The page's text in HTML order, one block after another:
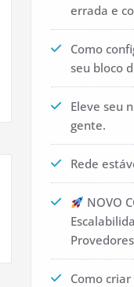
errada e
Como
seu bloco
Eleve seu
gente.
Rede
NOVO
Como